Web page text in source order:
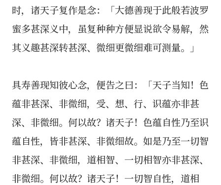
时，诸天子复作是念：「大德善现于此般若波罗
蜜多甚深义中，虽复种种方便显说欲令易解，然
其义趣甚深转甚深、微细更微细难可测量。」
具寿善现知彼心念，便告之曰：「天子当知！色
蕴非甚深、非微细，受、想、行、识蕴亦非甚
深、非微细。何以故？诸天子！色蕴自性乃至识
蕴自性，皆非甚深、非微细故。如是乃至一切智
非甚深、非微细，道相智、一切相智亦非甚深、
非微细。何以故？诸天子！一切智自性，道相